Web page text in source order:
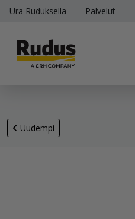
Ura Ruduksella Palvelut
Uudempi